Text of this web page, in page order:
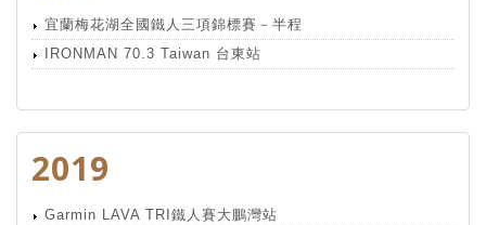
宜蘭梅花湖全國鐵人三項錦標賽－半程
IRONMAN 70.3 Taiwan 台東站
2019
Garmin LAVA TRI鐵人賽大鵬灣站